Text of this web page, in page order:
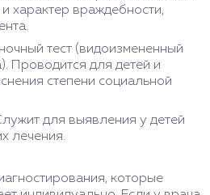
характер враждебности,
тест (видоизмененный
Проводится для детей и
степени социальной
для выявления у детей
лечения.
которые